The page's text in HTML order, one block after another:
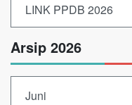
LINK PPDB 2026
Arsip 2026
Juni